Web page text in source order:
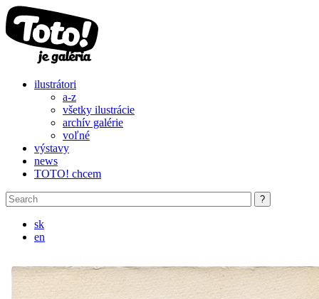
Skip to main content
ilustrátori
a-z
všetky ilustrácie
archív galérie
voľné
výstavy
news
TOTO! chcem
sk
en